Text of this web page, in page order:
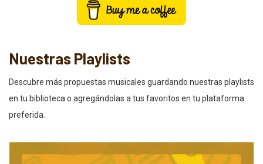
Nuestras Playlists
Descubre más propuestas musicales guardando nuestras playlists
en tu biblioteca o agregándolas a tus favoritos en tu plataforma
preferida.